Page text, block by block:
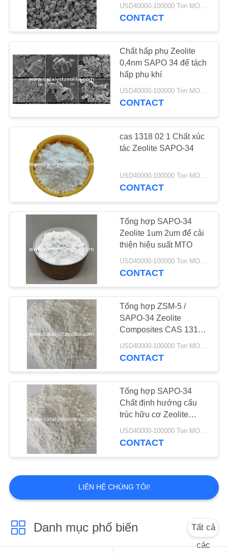
Đại lý khử lưu
huỳnh
44
Phương tiện loại bỏ
thạch tín
16
Đại lý khử clo
Chất xúc tác
hydrotreating
69
Chất khử oxy
USD40000-100000 Ton MOQ:1 kg
CONTACT
Chất hấp phụ Zeolite
0,4nm SAPO 34 để tách
hấp phụ khí
USD40000-100000 Ton MOQ:1 kg
CONTACT
cas 1318 02 1 Chất xúc
tác Zeolite SAPO-34
USD40000-100000 Ton MOQ:1 kg
CONTACT
Tổng hợp SAPO-34
Zeolite 1um 2um để cải
thiện hiệu suất MTO
CONTACT
Tổng hợp ZSM-5 /
SAPO-34 Zeolite
Composites CAS 1318-
02-1 cho chất xúc tác
MTO
USD40000-100000 Ton MOQ:1 kg
CONTACT
Tổng hợp SAPO-34
Chất định hướng cấu
trúc hữu cơ Zeolite
Khẩu độ 0,4nm
USD40000-100000 Ton MOQ:1 kg
CONTACT
LIÊN HỆ CHÚNG TÔI!
Danh mục phổ biến
Tất cả
các